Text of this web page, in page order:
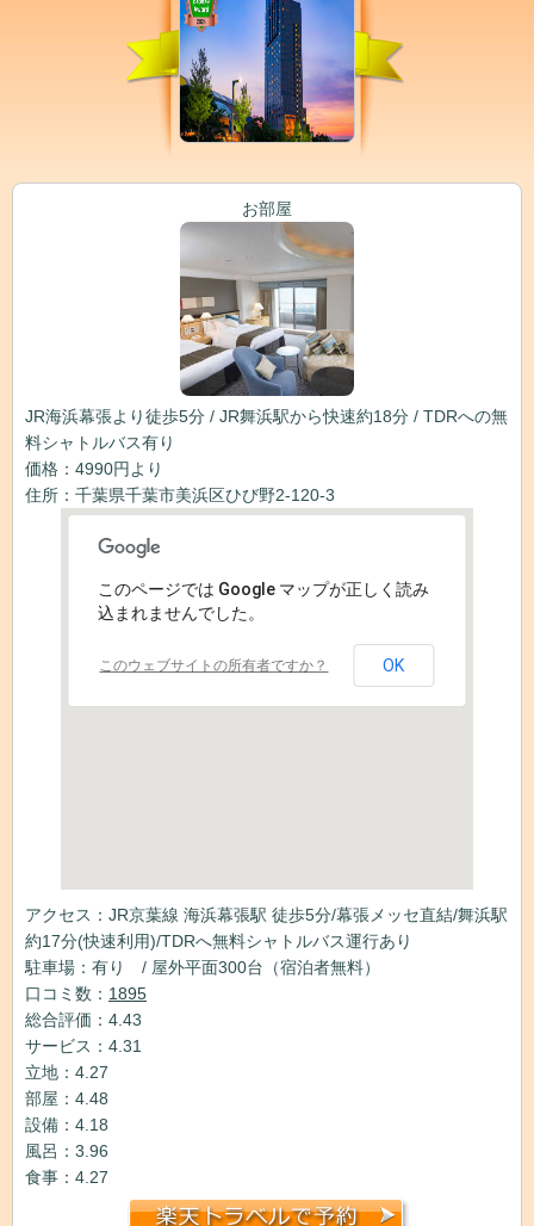
お部屋
JR海浜幕張より徒歩5分 / JR舞浜駅から快速約18分 / TDRへの無
料シャトルバス有り
価格：4990円より
住所：千葉県千葉市美浜区ひび野2-120-3
このページでは Google マップが正しく読み
込まれませんでした。
このウェブサイトの所有者ですか？ OK
アクセス：JR京葉線 海浜幕張駅 徒歩5分/幕張メッセ直結/舞浜駅
約17分(快速利用)/TDRへ無料シャトルバス運行あり
駐車場：有り / 屋外平面300台（宿泊者無料）
口コミ数： 1895
総合評価：4.43
サービス：4.31
立地：4.27
部屋：4.48
設備：4.18
風呂：3.96
食事：4.27